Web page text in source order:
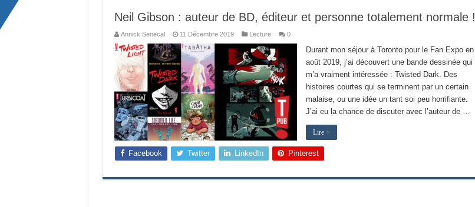
Neil Gibson : auteur de BD, éditeur et personne totalement normale !
Annick Senecal 11 Décembre 2019 Lecture 0
Durant mon séjour à Toronto pour le Fan Expo en
août 2019, j’ai découvert une bande dessinée qui
m’a vraiment intéressée : Twisted Dark. Des
histoires courtes qui se terminent par un certain
malaise, ou une idée un tant soi peu horrifiante.
J’ai eu la chance de discuter avec l’auteur de …
Lire +
Facebook Twitter LinkedIn Pinterest